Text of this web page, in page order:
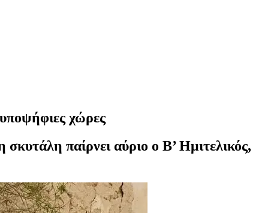
χώρες
παίρνει αύριο ο Β’ Ημιτελικός,